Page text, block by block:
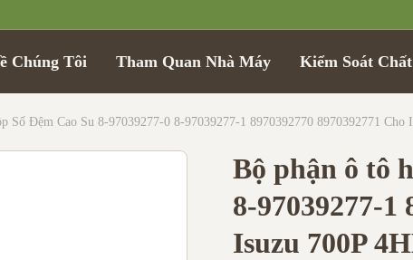
Chúng Tôi Tham Quan Nhà Máy Kiểm Soát
Số Đệm Cao Su 8-97039277-0 8-97039277-1 8970392770 8970392771 Cho
Bộ phận ô tô
8-97039277-1
Isuzu 700P